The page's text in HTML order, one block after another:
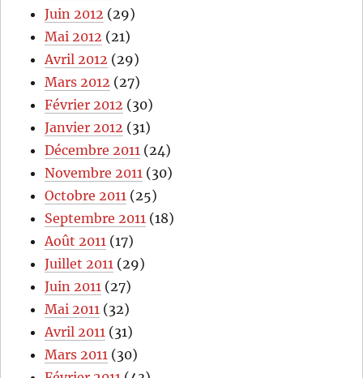
Juin 2012 (29)
Mai 2012 (21)
Avril 2012 (29)
Mars 2012 (27)
Février 2012 (30)
Janvier 2012 (31)
Décembre 2011 (24)
Novembre 2011 (30)
Octobre 2011 (25)
Septembre 2011 (18)
Août 2011 (17)
Juillet 2011 (29)
Juin 2011 (27)
Mai 2011 (32)
Avril 2011 (31)
Mars 2011 (30)